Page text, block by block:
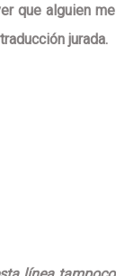
que alguien me
traducción jurada.